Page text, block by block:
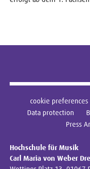
cookie preferences
Data protection
Press
Hochschule für Musik
Carl Maria von Weber